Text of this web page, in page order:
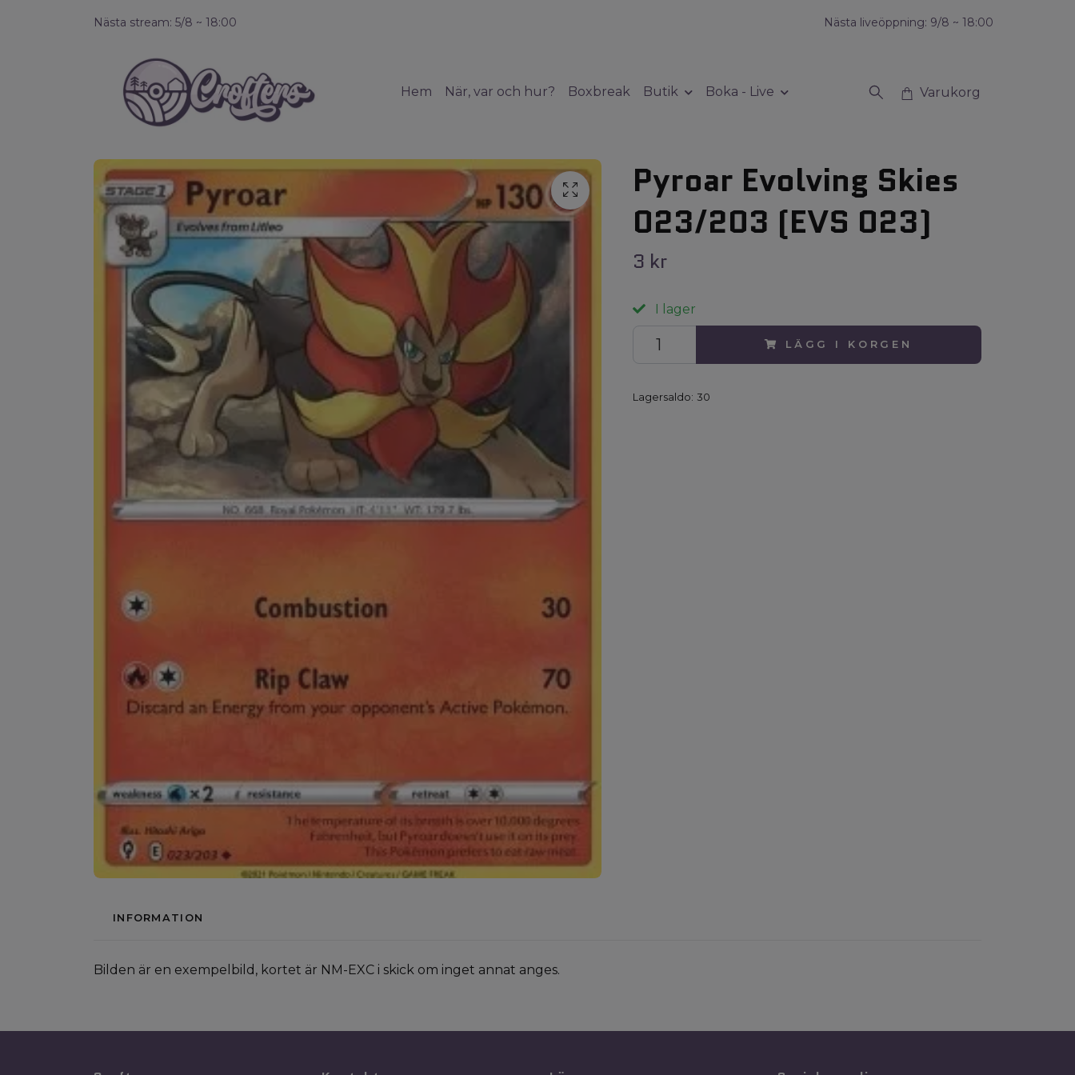
Nästa stream: 5/8 ~ 18:00 Nästa liveöppning: 9/8 ~ 18:00
Hem När, var och hur? Boxbreak Butik Boka - Live Varukorg
Pyroar Evolving Skies
023/203 (EVS 023)
3 kr
I lager
LÄGG I KORGEN
Lagersaldo: 30
INFORMATION
Bilden är en exempelbild, kortet är NM-EXC i skick om inget annat anges.